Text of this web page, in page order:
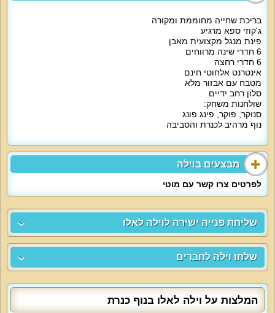
בריכת שחייה מחוממת ומקורה
ג'קוזי ספא מרגיע
פינת מנגל מקצועית מאבן
6 חדרי שינה מרווחים
6 חדרי רחצה
אינטרנט אלחוטי חינם
מטבח עם אבזור מלא
סלון רחב ידיים
שולחנות משחק:
סנוקר, פוקר, פינג פונג
נוף מרהיב לכנרת והסביבה
מבצעים בוילה
לפרטים צרו קשר עם מוטי
שליחת פנייה ישירה לוילה לאלו
שלחו וילה לחברים
המלצות על וילה לאלו בנוף כנרת